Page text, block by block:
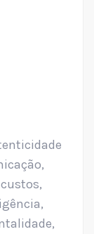
,
custos,
,
,